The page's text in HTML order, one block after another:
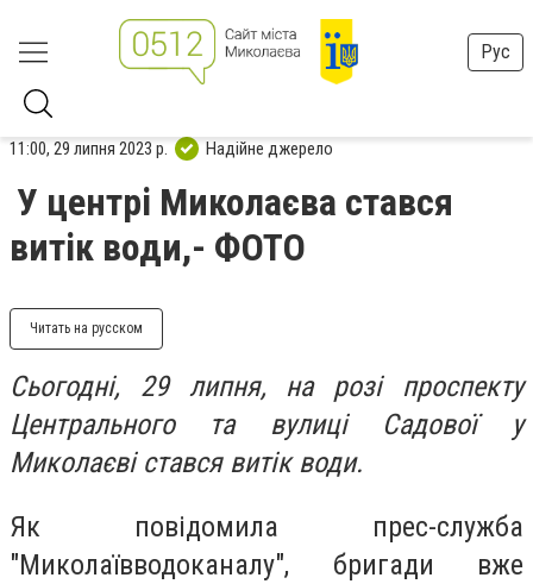
Рус
11:00, 29 липня 2023 р. Надійне джерело
У центрі Миколаєва стався
витік води,- ФОТО
Читать на русском
Сьогодні, 29 липня, на розі проспекту
Центрального та вулиці Садової у
Миколаєві стався витік води.
Як повідомила прес-служба
"Миколаївводоканалу", бригади вже